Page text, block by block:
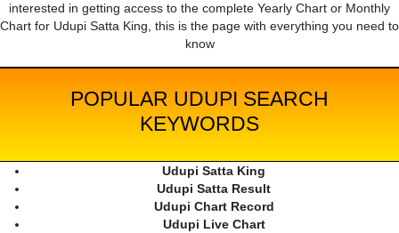
interested in getting access to the complete Yearly Chart or Monthly
Chart for Udupi Satta King, this is the page with everything you need to
know
POPULAR UDUPI SEARCH
KEYWORDS
Udupi Satta King
Udupi Satta Result
Udupi Chart Record
Udupi Live Chart